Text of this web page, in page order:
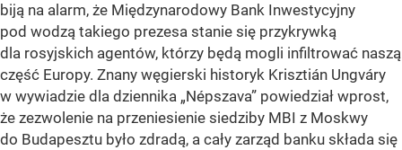
biją na alarm, że Międzynarodowy Bank Inwestycyjny
pod wodzą takiego prezesa stanie się przykrywką
dla rosyjskich agentów, którzy będą mogli infiltrować naszą
część Europy. Znany węgierski historyk Krisztián Ungváry
w wywiadzie dla dziennika „Népszava” powiedział wprost,
że zezwolenie na przeniesienie siedziby MBI z Moskwy
do Budapesztu było zdradą, a cały zarząd banku składa się